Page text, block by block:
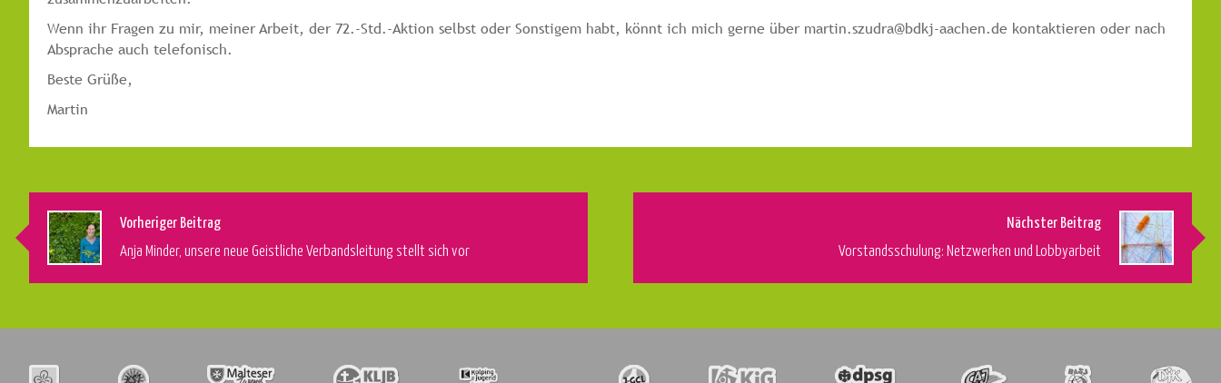
Wenn ihr Fragen zu mir, meiner Arbeit, der 72.-Std.-Aktion selbst oder Sonstigem habt, könnt ich mich gerne über martin.szudra@bdkj-aachen.de kontaktieren oder nach
Absprache auch telefonisch.
Beste Grüße,
Martin
Vorheriger Beitrag
Anja Minder, unsere neue Geistliche Verbandsleitung stellt sich vor
Nächster Beitrag
Vorstandsschulung: Netzwerken und Lobbyarbeit